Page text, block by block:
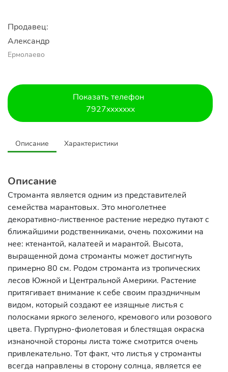
Продавец:
Александр
Ермолаево
Показать телефон
7927xxxxxxx
Описание Характеристики
Описание
Строманта является одним из представителей
семейства марантовых. Это многолетнее
декоративно-лиственное растение нередко путают c
ближайшими родственниками, очень похожими на
нее: ктенантой, калатеей и марантой. Высота,
выращенной дома строманты может достигнуть
примерно 80 см. Родом строманта из тропических
лесов Южной и Центральной Америки. Растение
притягивает внимание к себе своим праздничным
видом, который создают ее изящные листья с
полосками яркого зеленого, кремового или розового
цвета. Пурпурно-фиолетовая и блестящая окраска
изнаночной стороны листа тоже смотрится очень
привлекательно. Тот факт, что листья у строманты
всегда направлены в сторону солнца, является ее